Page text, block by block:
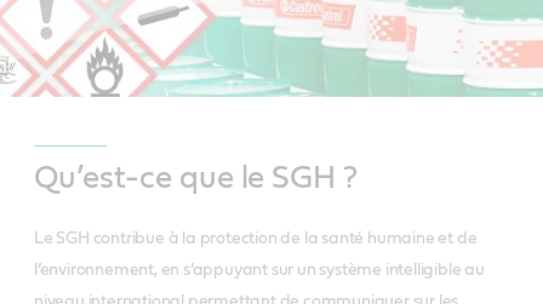
Qu’est-ce que le SGH ?
Le SGH contribue à la protection de la santé humaine et de
l’environnement, en s’appuyant sur un système intelligible au